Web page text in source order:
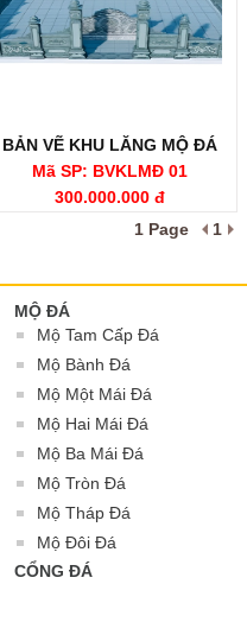
BẢN VẼ KHU LĂNG MỘ ĐÁ
Mã SP: BVKLMĐ 01
300.000.000 đ
1 Page
1
MỘ ĐÁ
Mộ Tam Cấp Đá
Mộ Bành Đá
Mộ Một Mái Đá
Mộ Hai Mái Đá
Mộ Ba Mái Đá
Mộ Tròn Đá
Mộ Tháp Đá
Mộ Đôi Đá
CỔNG ĐÁ